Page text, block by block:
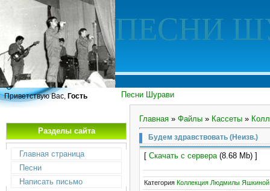
ПЕСНИ
Песни Шурави
Приветствую Вас, Гость
Разделы сайта
Главная страница
Песни
Написать письмо
Главная » Файлы » Кассеты »
Будем здравствовать (Неизв.)
[ Скачать с сервера(8.68 Mb) ]
Категория Коллекция Людмилы Яшкиной